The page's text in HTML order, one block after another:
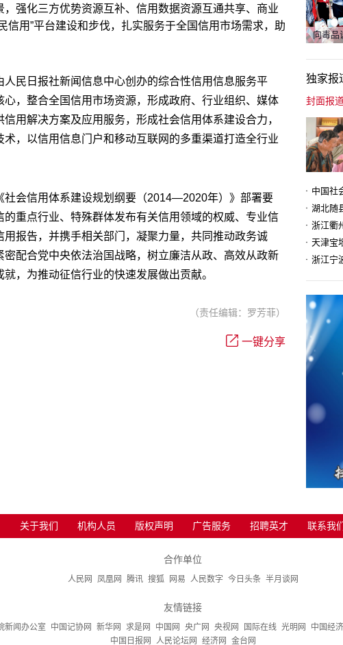
强化三方优势资源互补、信用数据资源互通共享、商业
信用”平台建设和步伐，扎实服务于全国信用市场需求，助
民日报社新闻信息中心创办的综合性信用信息服务平
，整合全国信用市场资源，形成政府、行业组织、媒体
用解决方案及应用服务，形成社会信用体系建设合力，
，以信用信息门户和移动互联网的多重渠道打造全行业
社会信用体系建设规划纲要（2014—2020年）》部署要
重点行业、特殊群体发布有关信用领域的权威、专业信
报告，并携手相关部门，凝聚力量，共同推动政务诚
配合党中央依法治国战略，树立廉洁从政、高效从政新
，为推动征信行业的快速发展做出贡献。
（责任编辑：罗芳菲）
一键分享
向毒品
独家报
天津宝
关于我们 机构人员 版权声明 广告服务 招聘英才 联系我
合作单位
人民网 凤凰网 腾讯 搜狐 网易 人民数字 今日头条 半月谈网
友情链接
新闻办公室 中国记协网 新华网 求是网 中国网 央广网 央视网 国际在线 光明网 中国经
中国日报网
人民论坛网 经济网 金台网